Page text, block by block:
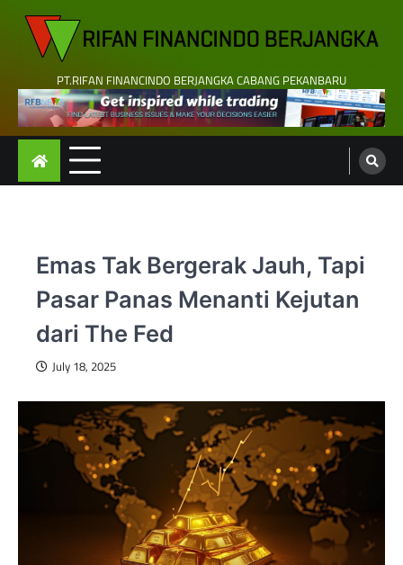
content
PT.RIFAN FINANCINDO BERJANGKA CABANG PEKANBARU
Emas Tak Bergerak Jauh, Tapi
Pasar Panas Menanti Kejutan
dari The Fed
July 18, 2025